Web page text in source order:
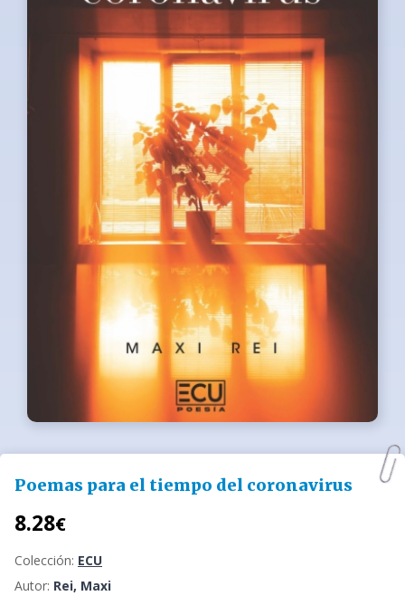
Poemas para el tiempo del coronavirus
8.28€
Colección: ECU
Autor: Rei, Maxi